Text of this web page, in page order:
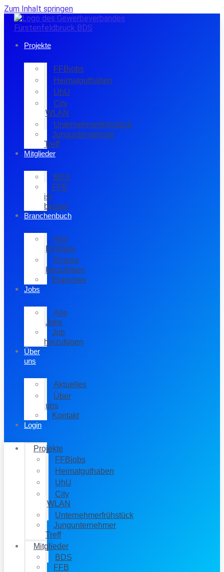
Zum Inhalt springen
Projekte
FFBjobs
Heimatguthaben
UhU
City
WLAN
Unternehmerfrühstück
Jungunternehmer
Treff
Mitglieder
BDS
FFB
ist
besser
Branchenbuch
Alle
Einträge
Eintrag
hinzufügen
Branchen
Jobs
Alle
Jobs
Job
hinzufügen
Über
uns
Aktuelles
Über
uns
Kontakt
Login
Projekte
FFBjobs
Heimatguthaben
UhU
City
WLAN
Unternehmerfrühstück
Jungunternehmer
Treff
Mitglieder
BDS
FFB